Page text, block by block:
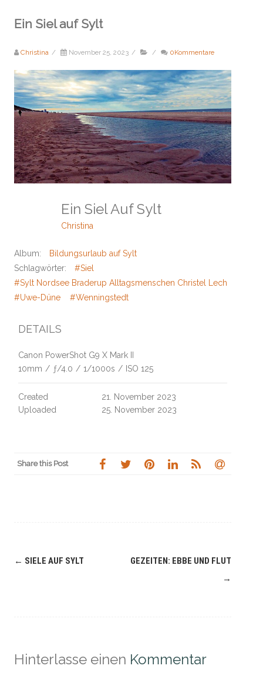
Ein Siel auf Sylt
Christina / November 25, 2023 / / 0Kommentare
Ein Siel Auf Sylt
Christina
Album:
Bildungsurlaub auf Sylt
Schlagwörter:
#Siel
#Sylt Nordsee Braderup Alltagsmenschen Christel Lechner
#Uwe-Düne
#Wenningstedt
DETAILS
Canon PowerShot G9 X Mark II
10mm / ƒ/4.0 / 1/1000s / ISO 125
Created
21. November 2023
Uploaded
25. November 2023
Share this Post
Navigation
← SIELE AUF SYLT
GEZEITEN: EBBE UND FLUT
→
Hinterlasse einen Kommentar